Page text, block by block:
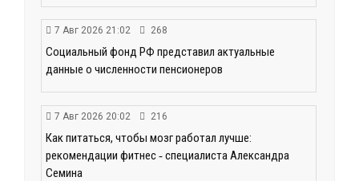
7 Авг 2026 21:02 268
Социальный фонд РФ представил актуальные
данные о численности пенсионеров
7 Авг 2026 20:02 216
Как питаться, чтобы мозг работал лучше:
рекомендации фитнес ‑ специалиста Александра
Семина